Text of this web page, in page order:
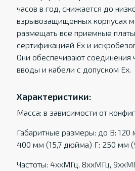
часов в год, снижается до
взрывозащищенных корпусах
размещать все приемные
сертификацией Ex и
Они обеспечивают соединения
вводы и кабели с допуском Ex.
Характеристики:
Масса: в зависимости от
Габаритные размеры: до В:
400 мм (15,7 дюйма) Г: 250 мм
Частоты: 4xxМГц, 8xxМГц,